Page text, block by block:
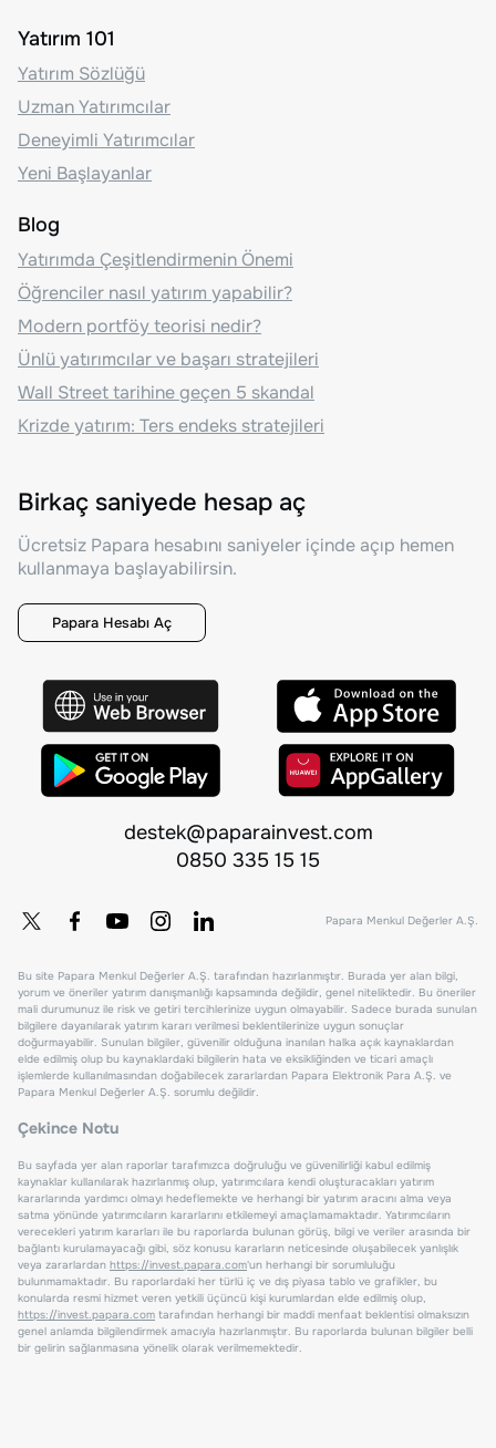
Yatırım 101
Yatırım Sözlüğü
Uzman Yatırımcılar
Deneyimli Yatırımcılar
Yeni Başlayanlar
Blog
Yatırımda Çeşitlendirmenin Önemi
Öğrenciler nasıl yatırım yapabilir?
Modern portföy teorisi nedir?
Ünlü yatırımcılar ve başarı stratejileri
Wall Street tarihine geçen 5 skandal
Krizde yatırım: Ters endeks stratejileri
Birkaç saniyede hesap aç
Ücretsiz Papara hesabını saniyeler içinde açıp hemen
kullanmaya başlayabilirsin.
Papara Hesabı Aç
destek@paparainvest.com
0850 335 15 15
Papara Menkul Değerler A.Ş.
Bu site Papara Menkul Değerler A.Ş. tarafından hazırlanmıştır. Burada yer alan bilgi,
yorum ve öneriler yatırım danışmanlığı kapsamında değildir, genel niteliktedir. Bu öneriler
mali durumunuz ile risk ve getiri tercihlerinize uygun olmayabilir. Sadece burada sunulan
bilgilere dayanılarak yatırım kararı verilmesi beklentilerinize uygun sonuçlar
doğurmayabilir. Sunulan bilgiler, güvenilir olduğuna inanılan halka açık kaynaklardan
elde edilmiş olup bu kaynaklardaki bilgilerin hata ve eksikliğinden ve ticari amaçlı
işlemlerde kullanılmasından doğabilecek zararlardan Papara Elektronik Para A.Ş. ve
Papara Menkul Değerler A.Ş. sorumlu değildir.
Çekince Notu
Bu sayfada yer alan raporlar tarafımızca doğruluğu ve güvenilirliği kabul edilmiş
kaynaklar kullanılarak hazırlanmış olup, yatırımcılara kendi oluşturacakları yatırım
kararlarında yardımcı olmayı hedeflemekte ve herhangi bir yatırım aracını alma veya
satma yönünde yatırımcıların kararlarını etkilemeyi amaçlamamaktadır. Yatırımcıların
verecekleri yatırım kararları ile bu raporlarda bulunan görüş, bilgi ve veriler arasında bir
bağlantı kurulamayacağı gibi, söz konusu kararların neticesinde oluşabilecek yanlışlık
veya zararlardan https://invest.papara.com'un herhangi bir sorumluluğu
bulunmamaktadır. Bu raporlardaki her türlü iç ve dış piyasa tablo ve grafikler, bu
konularda resmi hizmet veren yetkili üçüncü kişi kurumlardan elde edilmiş olup,
https://invest.papara.com tarafından herhangi bir maddi menfaat beklentisi olmaksızın
genel anlamda bilgilendirmek amacıyla hazırlanmıştır. Bu raporlarda bulunan bilgiler belli
bir gelirin sağlanmasına yönelik olarak verilmemektedir.